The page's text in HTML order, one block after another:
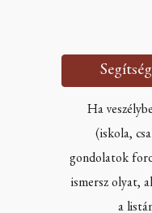
Ha
(iskola,
gondolatok
ismersz olyat,
a